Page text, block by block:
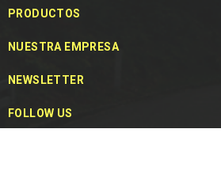
PRODUCTOS
NUESTRA EMPRESA
NEWSLETTER
FOLLOW US